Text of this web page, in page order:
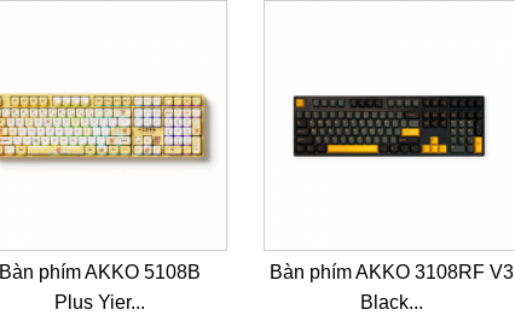
Bàn phím AKKO 5108B
Plus Yier...
Bàn phím AKKO 3108RF V3
Black...